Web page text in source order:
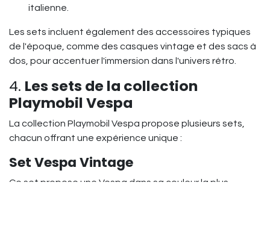
italienne.
Les sets incluent également des accessoires typiques
de l'époque, comme des casques vintage et des sacs à
dos, pour accentuer l'immersion dans l'univers rétro.
4. Les sets de la collection
Playmobil Vespa
La collection Playmobil Vespa propose plusieurs sets,
chacun offrant une expérience unique :
Set Vespa Vintage
Ce set propose une Vespa dans sa couleur la plus